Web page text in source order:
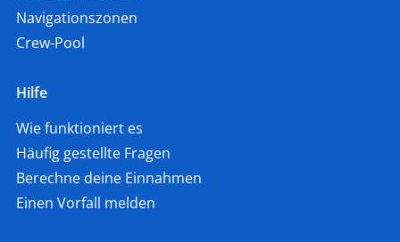
Navigationszonen
Crew-Pool
Hilfe
Wie funktioniert es
Häufig gestellte Fragen
Berechne deine Einnahmen
Einen Vorfall melden